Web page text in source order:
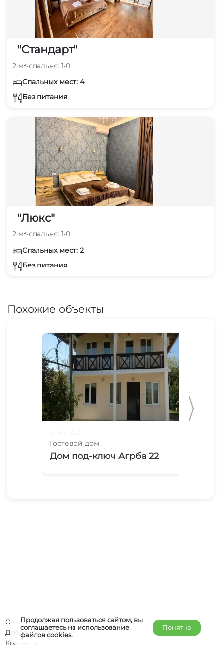
"Стандарт"
2 м²•спальня: 1•0
Спальных мест: 4
Без питания
"Люкс"
2 м²•спальня: 1•0
Спальных мест: 2
Без питания
Похожие объекты
Гостевой дом
Дом под-ключ Агрба 22
Продолжая пользоваться сайтом, вы
соглашаетесь на использование
файловcookies.
Понятно
О компании
Добавить объект
Контакты